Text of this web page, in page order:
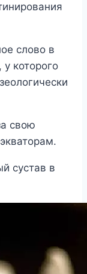
слово в
которого
свою
сустав в